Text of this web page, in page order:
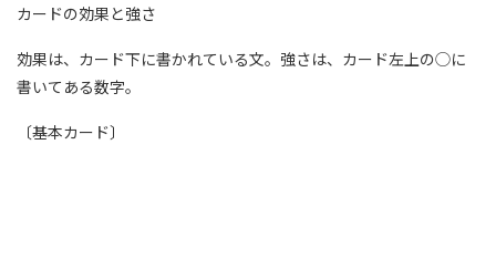
カードの効果と強さ
効果は、カード下に書かれている文。強さは、カード左上の◯に
書いてある数字。
〔基本カード〕